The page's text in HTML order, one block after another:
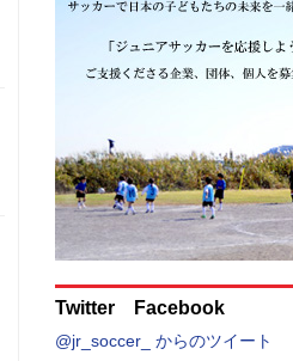
Twitter Facebook
@jr_soccer_ からのツイート